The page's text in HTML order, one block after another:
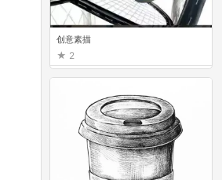
创意素描
2